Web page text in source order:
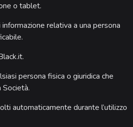
o tablet.
informazione relativa a una persona
persona fisica o giuridica che
automaticamente durante l’utilizzo